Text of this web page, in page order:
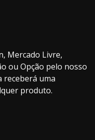
Mercado Livre,
ou Opção pelo nosso
receberá uma
produto.